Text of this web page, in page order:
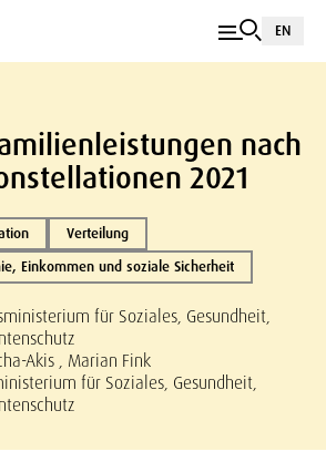
EN
nach
2021
Verteilung
Einkommen und soziale Sicherheit
für Soziales, Gesundheit,
Akis , Marian Fink
für Soziales, Gesundheit,